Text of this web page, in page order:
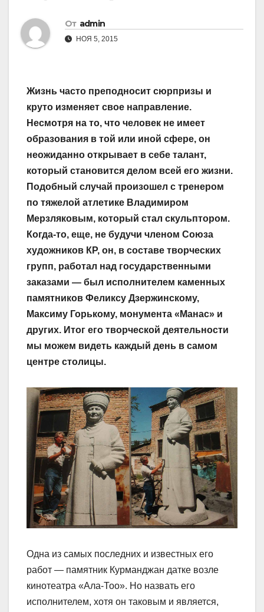
От admin
НОЯ 5, 2015
Жизнь часто преподносит сюрпризы и
круто изменяет свое направление.
Несмотря на то, что человек не имеет
образования в той или иной сфере, он
неожиданно открывает в себе талант,
который становится делом всей его жизни.
Подобный случай произошел с тренером
по тяжелой атлетике Владимиром
Мерзляковым, который стал скульп­тором.
Когда-то, еще, не будучи членом Союза
художников КР, он, в составе творческих
групп, работал над государственными
заказами — был исполнителем каменных
памятников Феликсу Дзержинскому,
Максиму Горькому, монумента «Манас» и
других. Итог его творческой деятельности
мы можем видеть каждый день в самом
центре столицы.
Одна из самых последних и известных его
работ — памятник Курманджан датке возле
кинотеатра «Ала-Тоо». Но назвать его
исполнителем, хотя он таковым и является,